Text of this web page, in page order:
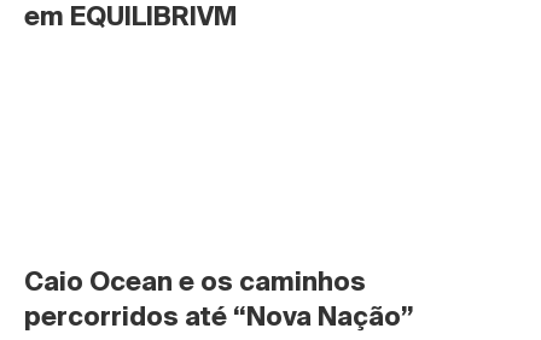
em EQUILIBRIVM
Caio Ocean e os caminhos
percorridos até “Nova Nação”